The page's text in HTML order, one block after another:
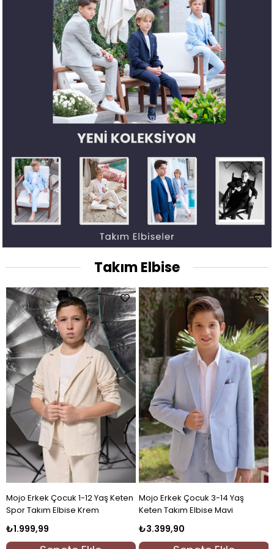
Takım Elbise
Mojo Erkek Çocuk 9-14 Yaş Spor
Takım Elbise Krem
₺2.799,90
Mojo Erkek Çocuk 8-14 Yaş
Müslin Gömlekli Spor Keten
₺3.499,90